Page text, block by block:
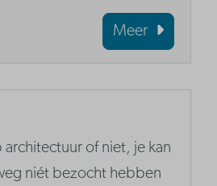
Meer
architectuur of niet, je kan
niét bezocht hebben